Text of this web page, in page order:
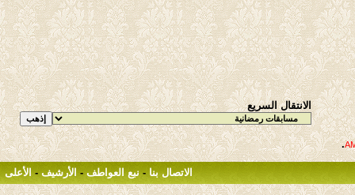
الانتقال السريع
.
الاتصال بنا - نبع العواطف - الأرشيف - الأعلى